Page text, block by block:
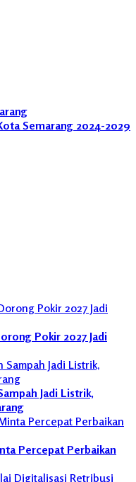
Semarang 2024-2029
Pokir 2027 Jadi
Jadi Listrik,
Percepat Perbaikan